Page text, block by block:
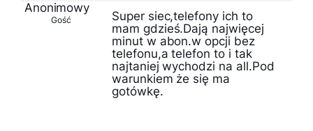
Anonimowy
Gość
Super siec,telefony ich to
mam gdzieś.Dają najwięcej
minut w abon.w opcji bez
telefonu,a telefon to i tak
najtaniej wychodzi na all.Pod
warunkiem że się ma
gotówkę.